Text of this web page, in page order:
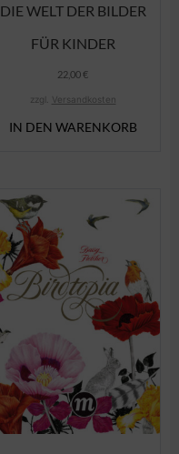
DIE WELT DER BILDER
FÜR KINDER
22,00€
zzgl. Versandkosten
IN DEN WARENKORB